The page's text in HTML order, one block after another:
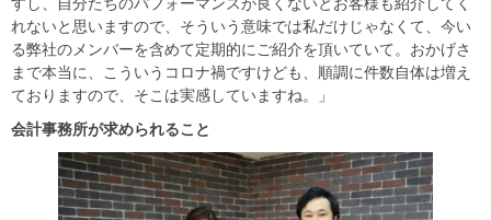
すし、自分たちのパフォーマンスが良くないとお客様も紹介してく
れないと思いますので、そういう意味では私だけじゃなくて、今い
る弊社のメンバーを含めて定期的にご紹介を頂いていて。おかげさ
まで本当に、こういうコロナ禍ですけども、順調に件数自体は増え
ておりますので、そこは実感していますね。」
会計事務所が求められること